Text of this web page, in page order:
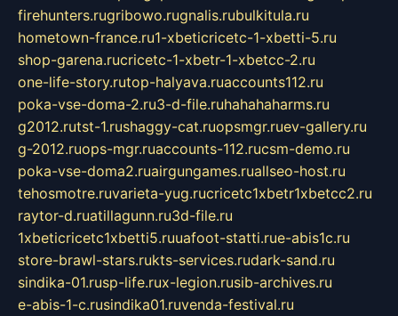
firehunters.rugribowo.rugnalis.rubulkitula.ru
hometown-france.ru1-xbeticricetc-1-xbetti-5.ru
shop-garena.rucricetc-1-xbetr-1-xbetcc-2.ru
one-life-story.rutop-halyava.ruaccounts112.ru
poka-vse-doma-2.ru3-d-file.ruhahahaharms.ru
g2012.rutst-1.rushaggy-cat.ruopsmgr.ruev-gallery.ru
g-2012.ruops-mgr.ruaccounts-112.rucsm-demo.ru
poka-vse-doma2.ruairgungames.ruallseo-host.ru
tehosmotre.ruvarieta-yug.rucricetc1xbetr1xbetcc2.ru
raytor-d.ruatillagunn.ru3d-file.ru
1xbeticricetc1xbetti5.ruuafoot-statti.rue-abis1c.ru
store-brawl-stars.rukts-services.rudark-sand.ru
sindika-01.rusp-life.rux-legion.rusib-archives.ru
e-abis-1-c.rusindika01.ruvenda-festival.ru